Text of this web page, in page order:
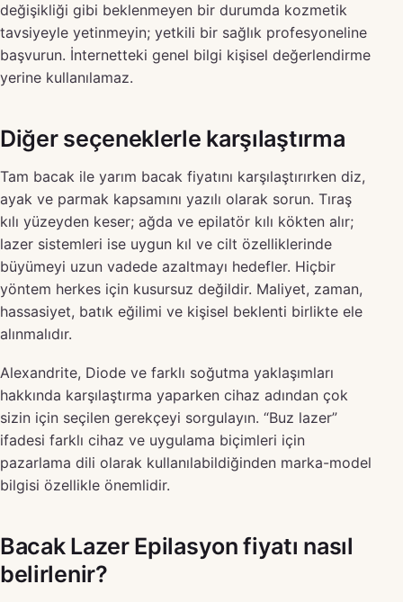
değişikliği gibi beklenmeyen bir durumda kozmetik
tavsiyeyle yetinmeyin; yetkili bir sağlık profesyoneline
başvurun. İnternetteki genel bilgi kişisel değerlendirme
yerine kullanılamaz.
Diğer seçeneklerle karşılaştırma
Tam bacak ile yarım bacak fiyatını karşılaştırırken diz,
ayak ve parmak kapsamını yazılı olarak sorun. Tıraş
kılı yüzeyden keser; ağda ve epilatör kılı kökten alır;
lazer sistemleri ise uygun kıl ve cilt özelliklerinde
büyümeyi uzun vadede azaltmayı hedefler. Hiçbir
yöntem herkes için kusursuz değildir. Maliyet, zaman,
hassasiyet, batık eğilimi ve kişisel beklenti birlikte ele
alınmalıdır.
Alexandrite, Diode ve farklı soğutma yaklaşımları
hakkında karşılaştırma yaparken cihaz adından çok
sizin için seçilen gerekçeyi sorgulayın. “Buz lazer”
ifadesi farklı cihaz ve uygulama biçimleri için
pazarlama dili olarak kullanılabildiğinden marka-model
bilgisi özellikle önemlidir.
Bacak Lazer Epilasyon fiyatı nasıl
belirlenir?